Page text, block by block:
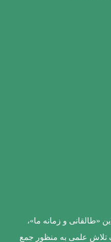
«طالقانی و زمانه ما»،
علمی به منظور جمع